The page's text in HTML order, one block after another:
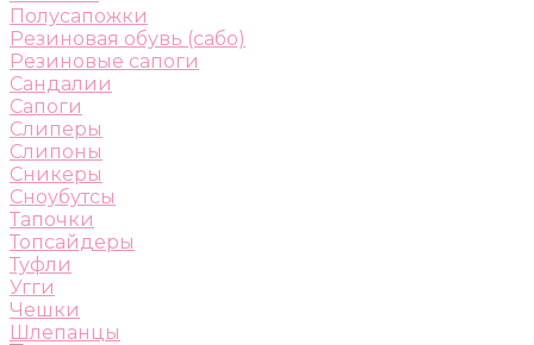
Полусапожки
Резиновая обувь (сабо)
Резиновые сапоги
Сандалии
Сапоги
Слиперы
Слипоны
Сникеры
Сноубутсы
Тапочки
Топсайдеры
Туфли
Угги
Чешки
Шлепанцы